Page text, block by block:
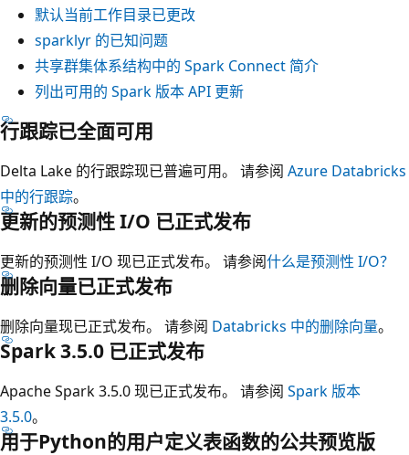
默认当前工作目录已更改
sparklyr 的已知问题
共享群集体系结构中的 Spark Connect 简介
列出可用的 Spark 版本 API 更新
行跟踪已全面可用
Delta Lake 的行跟踪现已普遍可用。 请参阅 Azure Databricks
中的行跟踪。
更新的预测性 I/O 已正式发布
更新的预测性 I/O 现已正式发布。 请参阅什么是预测性 I/O？
删除向量已正式发布
删除向量现已正式发布。 请参阅 Databricks 中的删除向量。
Spark 3.5.0 已正式发布
Apache Spark 3.5.0 现已正式发布。 请参阅 Spark 版本
3.5.0。
用于Python的用户定义表函数的公共预览版